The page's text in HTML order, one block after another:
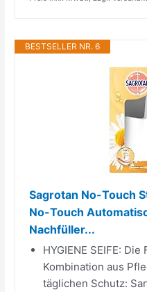
BESTSELLER NR. 6
Sagrotan No-Touch
No-Touch
Nachfüller...
HYGIENE SEIFE:
Kombination aus
täglichen Schutz: